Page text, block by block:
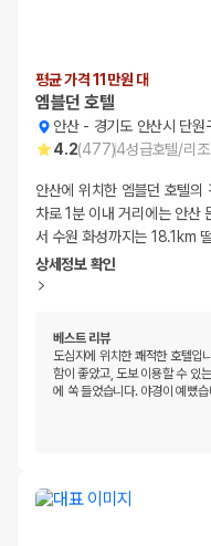
평균 가격 11만원 대
엠블던 호텔
안산- 경기도 안산시 단
4.2(477)4성급호텔/리
안산에 위치한 엠블던 호텔의
차로 1분 이내 거리에는 안산
서 수원 화성까지는 18.1km
상세정보 확인
베스트 리뷰
도심지에 위치한 쾌적한 호텔입
함이 좋았고, 도보 이용할 수 있
에 쏙 들었습니다. 야경이 예뻤